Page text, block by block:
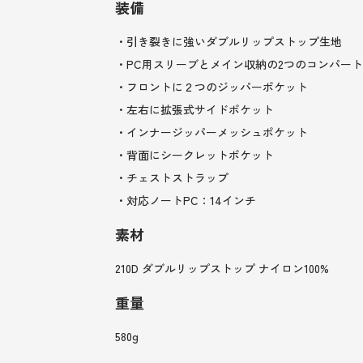
装備
・引き裂きに強いダブルリップストップ生地
・PC用スリーブとメイン収納の2つのコンパー
・フロントに２つのジッパーポケット
・左右に拡張式サイドポケット
・インナージッパーメッシュポケット
・背面にシークレットポケット
・チェストストラップ
・対応ノートPC：14インチ
素材
210D ダブルリップストップ ナイロン100%
重量
580g